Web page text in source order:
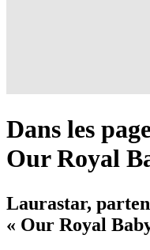
Dans les
Our Royal
Laurastar,
« Our Royal